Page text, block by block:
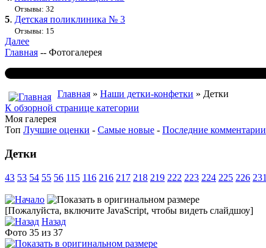
Отзывы: 32
5. Детская поликлиника № 3
Отзывы: 15
Далее
Главная -- Фотогалерея
Главная » Наши детки-конфетки » Детки
К обзорной странице категории
Моя галерея
Топ Лучшие оценки - Самые новые - Последние комментарии
Детки
43 53 54 55 56 115 116 216 217 218 219 222 223 224 225 226 231
[Пожалуйста, включите JavaScript, чтобы видеть слайдшоу]
Назад
Фото 35 из 37